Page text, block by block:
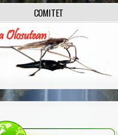
COMITET